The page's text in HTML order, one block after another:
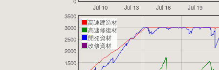
Jul 10 Jul 13 Jul 16 Jul 19
1500
2000
2500
3000
3500
高速建造材
高速修復材
開発資材
改修資材